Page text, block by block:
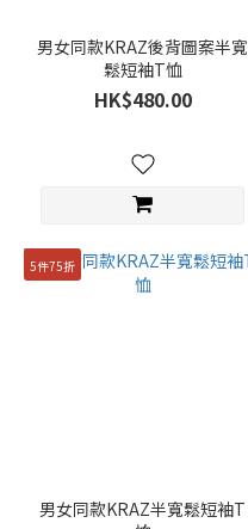
男女同款KRAZ後背圖案半寬
鬆短袖T恤
HK$480.00
5件75折
男女同款KRAZ半寬鬆短袖T